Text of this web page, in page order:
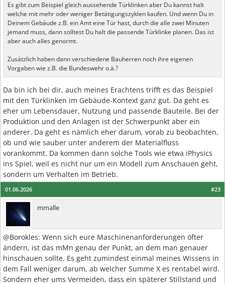
Es gibt zum Beispiel gleich aussehende Türklinken aber Du kannst halt
welche mit mehr oder weniger Betätigungszyklen kaufen. Und wenn Du in
Deinem Gebäude z.B. ein Amt eine Tür hast, durch die alle zwei Minuten
jemand muss, dann solltest Du halt die passende Türklinke planen. Das ist
aber auch alles genormt.
Zusätzlich haben dann verschiedene Bauherren noch ihre eigenen
Vorgaben wie z.B. die Bundeswehr o.ä.?
Da bin ich bei dir, auch meines Erachtens trifft es das Beispiel
mit den Türklinken im Gebäude-Kontext ganz gut. Da geht es
eher um Lebensdauer, Nutzung und passende Bauteile. Bei der
Produktion und den Anlagen ist der Schwerpunkt aber ein
anderer. Da geht es nämlich eher darum, vorab zu beobachten,
ob und wie sauber unter anderem der Materialfluss
vorankommt. Da kommen dann solche Tools wie etwa iPhysics
ins Spiel, weil es nicht nur um ein Modell zum Anschauen geht,
sondern um Verhalten im Betrieb.
#23
01.06.2026
mmalle
@Borokles: Wenn sich eure Maschinenanforderungen öfter
ändern, ist das mMn genau der Punkt, an dem man genauer
hinschauen sollte. Es geht zumindest einmal meines Wissens in
dem Fall weniger darum, ab welcher Summe X es rentabel wird.
Sondern eher ums Vermeiden, dass ein späterer Stillstand und